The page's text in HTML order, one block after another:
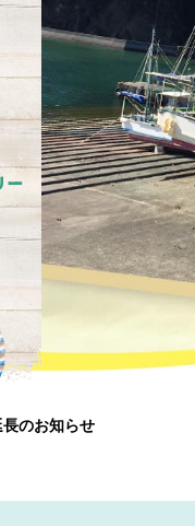
のお知らせ